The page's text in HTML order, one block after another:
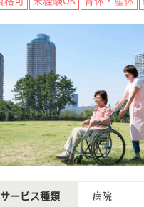
サービス種類 病院